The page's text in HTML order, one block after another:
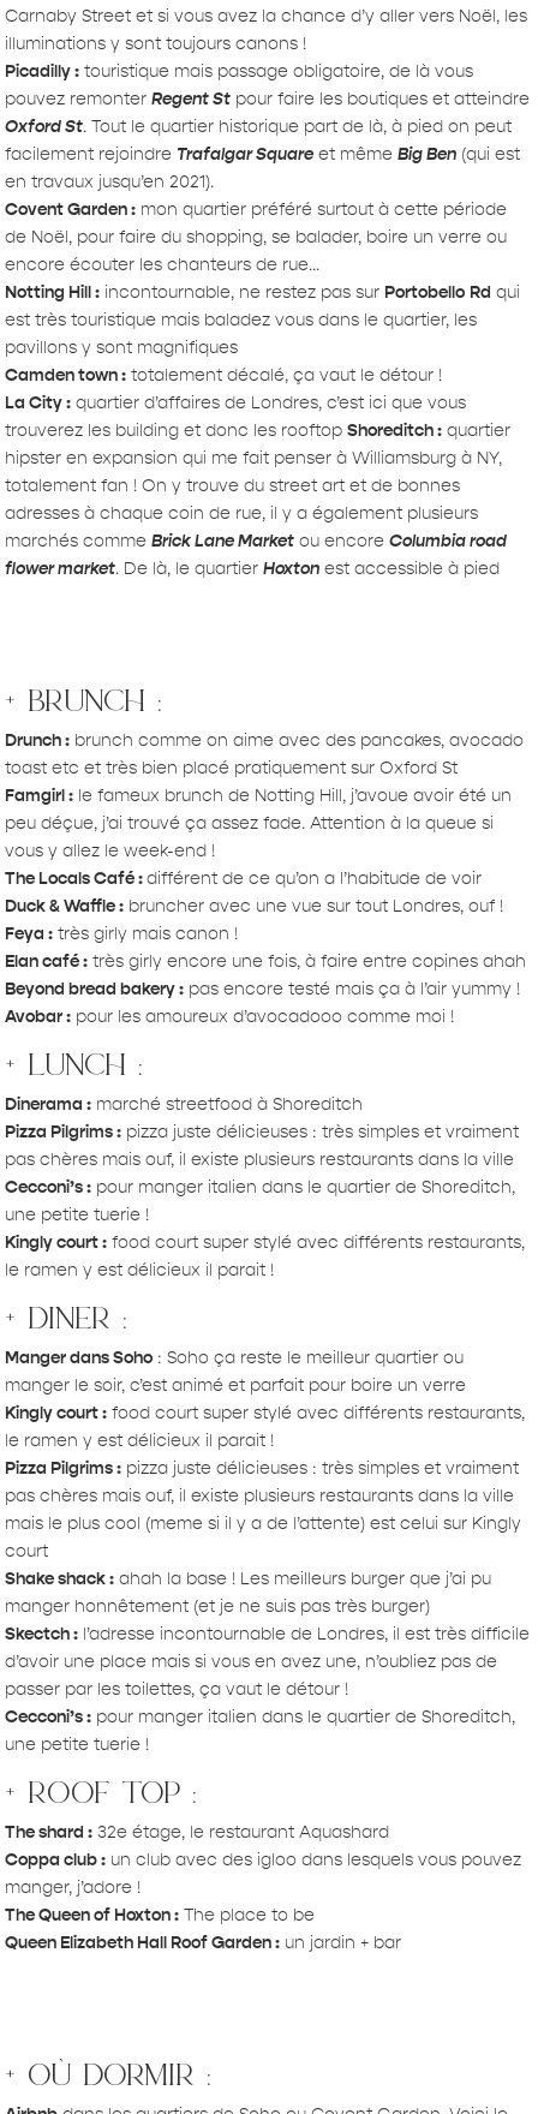
Carnaby Street et si vous avez la chance d’y aller vers Noël, les
illuminations y sont toujours canons !
Picadilly : touristique mais passage obligatoire, de là vous
pouvez remonterRegent St pour faire les boutiques et atteindre
Oxford St. Tout le quartier historique part de là, à pied on peut
facilement rejoindre Trafalgar Square et mêmeBig Ben (qui est
en travaux jusqu’en 2021).
Covent Garden : mon quartier préféré surtout à cette période
de Noël, pour faire du shopping, se balader, boire un verre ou
encore écouter les chanteurs de rue…
Notting Hill : incontournable, ne restez pas sur Portobello Rd qui
est très touristique mais baladez vous dans le quartier, les
pavillons y sont magnifiques
Camden town : totalement décalé, ça vaut le détour !
La City : quartier d’affaires de Londres, c’est ici que vous
trouverez les building et donc les rooftopShoreditch : quartier
hipster en expansion qui me fait penser à Williamsburg à NY,
totalement fan ! On y trouve du street art et de bonnes
adresses à chaque coin de rue, il y a également plusieurs
marchés commeBrick Lane Market ou encoreColumbia road
flower market. De là, le quartierHoxton est accessible à pied
+ brunch :
Drunch: brunch comme on aime avec des pancakes, avocado
toast etc et très bien placé pratiquement sur Oxford St
Famgirl : le fameux brunch de Notting Hill, j’avoue avoir été un
peu déçue, j’ai trouvé ça assez fade. Attention à la queue si
vous y allez le week-end !
The Locals Café :différent de ce qu’on a l’habitude de voir
Duck & Waffle : bruncher avec une vue sur tout Londres, ouf !
Feya : très girly mais canon !
Elan café: très girly encore une fois, à faire entre copines ahah
Beyond bread bakery : pas encore testé mais ça à l’air yummy !
Avobar : pour les amoureux d’avocadooo comme moi !
+ lunch :
Dinerama : marché streetfood à Shoreditch
Pizza Pilgrims : pizza juste délicieuses : très simples et vraiment
pas chères mais ouf, il existe plusieurs restaurants dans la ville
Cecconi’s : pour manger italien dans le quartier de Shoreditch,
une petite tuerie !
Kingly court : food court super stylé avec différents restaurants,
le ramen y est délicieux il parait !
+ diner :
Manger dans Soho : Soho ça reste le meilleur quartier ou
manger le soir, c’est animé et parfait pour boire un verre
Kingly court : food court super stylé avec différents restaurants,
le ramen y est délicieux il parait !
Pizza Pilgrims : pizza juste délicieuses : très simples et vraiment
pas chères mais ouf, il existe plusieurs restaurants dans la ville
mais le plus cool (meme si il y a de l’attente) est celui sur Kingly
court
Shake shack : ahah la base ! Les meilleurs burger que j’ai pu
manger honnêtement (et je ne suis pas très burger)
Skectch : l’adresse incontournable de Londres, il est très difficile
d’avoir une place mais si vous en avez une, n’oubliez pas de
passer par les toilettes, ça vaut le détour !
Cecconi’s : pour manger italien dans le quartier de Shoreditch,
une petite tuerie !
+ roof top :
The shard : 32e étage, le restaurant Aquashard
Coppa club : un club avec des igloo dans lesquels vous pouvez
manger, j’adore !
The Queen of Hoxton : The place to be
Queen Elizabeth Hall Roof Garden : un jardin + bar
+ où dormir :